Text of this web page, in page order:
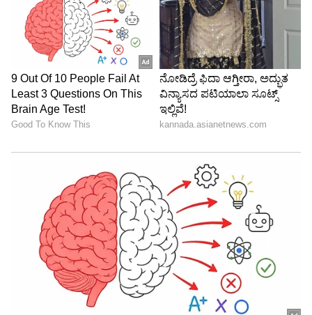
2ನೇ ಪಂದ್ಯದಲ್ಲಿ ಅಬ್ಬರಿಸಿದ ರೋಹಿತ್
ಆಫ್ಘಾನಿಸ್ತಾನ ವಿರುದ್ದ ಮೊದಲ ಪಂದ್ಯದಲ್ಲಿ ನಿರಾಸೆ
ಅನುಭವಿಸಿದ ರೋಹಿತ್ ಶರ್ಮಾ 2ನೇ ಪಂದ್ಯದಲ್ಲಿ
ಅಬ್ಬರಿಸಿದ್ದಾರೆ. 39 ಎಸೆತದಲ್ಲಿ 48 ರನ್ ಸಿಡಿಸಿದ್ದಾರೆ.
ಏಕದಿನದಲ್ಲಿ ಉತ್ತಮ ಫಾರ್ಮ್ ಕಂಡುಕೊಳ್ಳುವ
ವಿಶ್ವಾಸದಲ್ಲಿದ್ದಾರೆ.